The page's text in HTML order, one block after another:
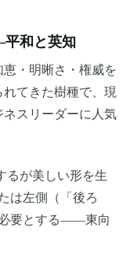
和と英知
・明晰さ・権威を
てきた樹種で、現
スリーダーに人気
るが美しい形を生
は左側（「後ろ
要とする——東向